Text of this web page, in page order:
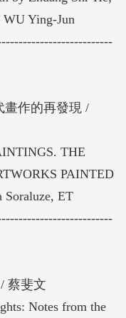
Ying-Jun
畫作的再發現 /
THE
PAINTED
ET
蔡斐文
Notes from the